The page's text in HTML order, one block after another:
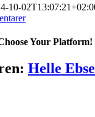
10-
Your Platform!
Helle